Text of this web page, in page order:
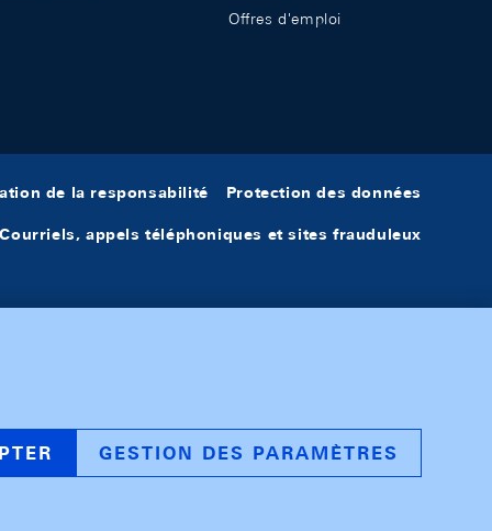
Offres d'emploi
de la responsabilité Protection des données
Courriels, appels téléphoniques et sites frauduleux
GESTION DES PARAMÈTRES